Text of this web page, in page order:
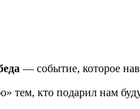
— событие, которое
тем, кто подарил нам